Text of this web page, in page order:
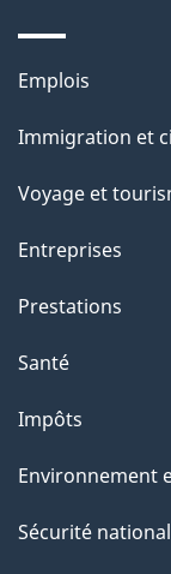
s
u
r
e
t
e
p
g
e
Thèmes
sujets
Emplois
Immigration et
Voyage et
Entreprises
Prestations
Santé
Impôts
Environnement
Sécurité